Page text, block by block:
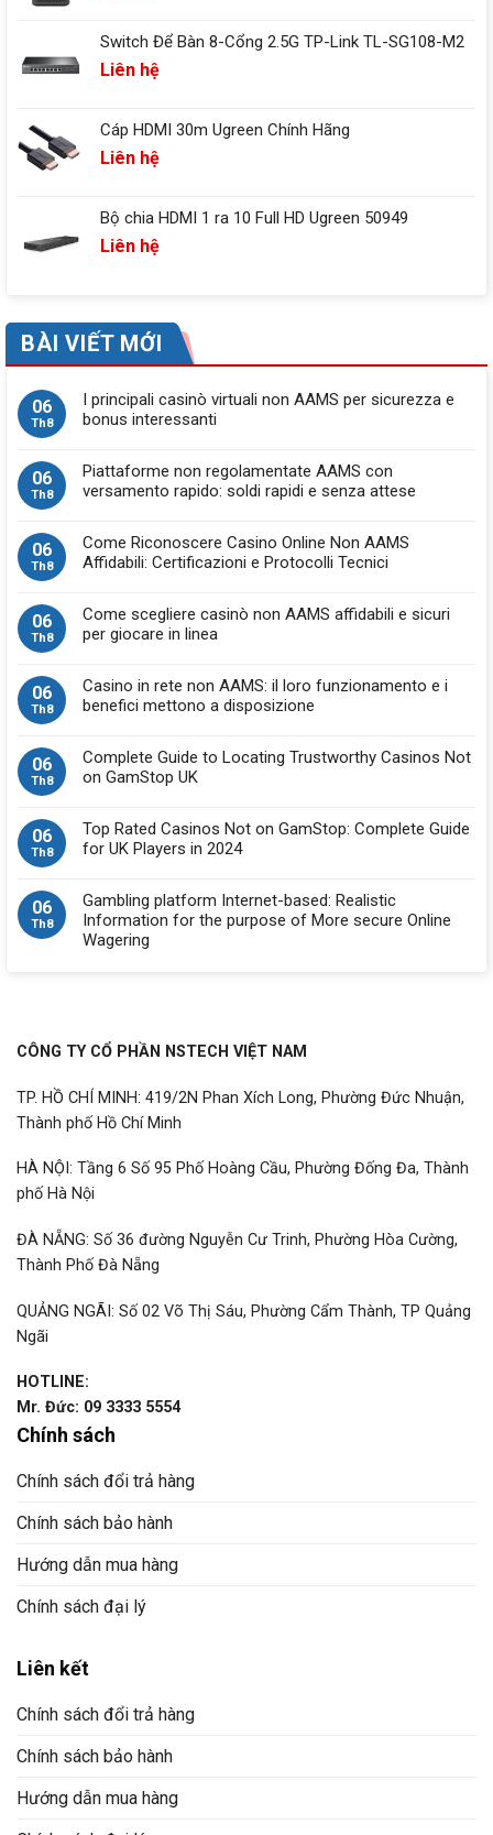
Switch Để Bàn 8-Cổng 2.5G TP-Link TL-SG108-M2
Liên hệ
Cáp HDMI 30m Ugreen Chính Hãng
Liên hệ
Bộ chia HDMI 1 ra 10 Full HD Ugreen 50949
Liên hệ
BÀI VIẾT MỚI
06
Th8
I principali casinò virtuali non AAMS per sicurezza e
bonus interessanti
06
Th8
Piattaforme non regolamentate AAMS con
versamento rapido: soldi rapidi e senza attese
06
Th8
Come Riconoscere Casino Online Non AAMS
Affidabili: Certificazioni e Protocolli Tecnici
06
Th8
Come scegliere casinò non AAMS affidabili e sicuri
per giocare in linea
06
Th8
Casino in rete non AAMS: il loro funzionamento e i
benefici mettono a disposizione
06
Th8
Complete Guide to Locating Trustworthy Casinos Not
on GamStop UK
06
Th8
Top Rated Casinos Not on GamStop: Complete Guide
for UK Players in 2024
06
Th8
Gambling platform Internet-based: Realistic
Information for the purpose of More secure Online
Wagering
CÔNG TY CỔ PHẦN NSTECH VIỆT NAM
TP. HỒ CHÍ MINH: 419/2N Phan Xích Long, Phường Đức Nhuận,
Thành phố Hồ Chí Minh
HÀ NỘI: Tầng 6 Số 95 Phố Hoàng Cầu, Phường Đống Đa, Thành
phố Hà Nội
ĐÀ NẴNG: Số 36 đường Nguyễn Cư Trinh, Phường Hòa Cường,
Thành Phố Đà Nẵng
QUẢNG NGÃI: Số 02 Võ Thị Sáu, Phường Cẩm Thành, TP Quảng
Ngãi
HOTLINE:
Mr. Đức: 09 3333 5554
Chính sách
Chính sách đổi trả hàng
Chính sách bảo hành
Hướng dẫn mua hàng
Chính sách đại lý
Liên kết
Chính sách đổi trả hàng
Chính sách bảo hành
Hướng dẫn mua hàng